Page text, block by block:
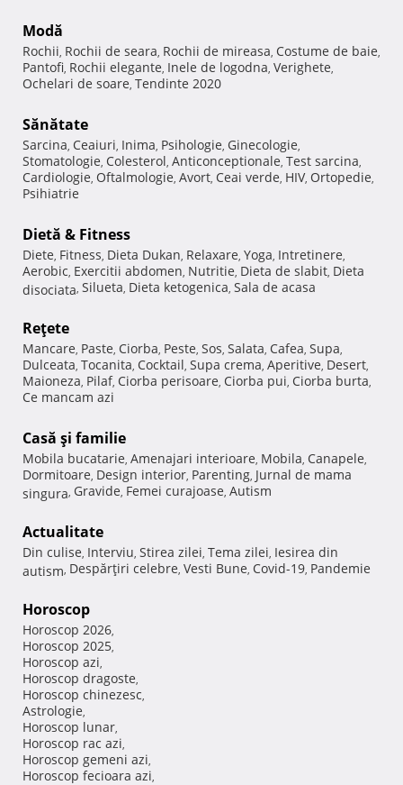
Modă
Rochii, Rochii de seara, Rochii de mireasa, Costume de baie,
Pantofi, Rochii elegante, Inele de logodna, Verighete,
Ochelari de soare, Tendinte 2020
Sănătate
Sarcina, Ceaiuri, Inima, Psihologie, Ginecologie,
Stomatologie, Colesterol, Anticonceptionale, Test sarcina,
Cardiologie, Oftalmologie, Avort, Ceai verde, HIV, Ortopedie,
Psihiatrie
Dietă & Fitness
Diete, Fitness, Dieta Dukan, Relaxare, Yoga, Intretinere,
Aerobic, Exercitii abdomen, Nutritie, Dieta de slabit, Dieta
disociata, Silueta, Dieta ketogenica, Sala de acasa
Reţete
Mancare, Paste, Ciorba, Peste, Sos, Salata, Cafea, Supa,
Dulceata, Tocanita, Cocktail, Supa crema, Aperitive, Desert,
Maioneza, Pilaf, Ciorba perisoare, Ciorba pui, Ciorba burta,
Ce mancam azi
Casă şi familie
Mobila bucatarie, Amenajari interioare, Mobila, Canapele,
Dormitoare, Design interior, Parenting, Jurnal de mama
singura, Gravide, Femei curajoase, Autism
Actualitate
Din culise, Interviu, Stirea zilei, Tema zilei, Iesirea din
autism, Despărţiri celebre, Vesti Bune, Covid-19, Pandemie
Horoscop
Horoscop 2026,
Horoscop 2025,
Horoscop azi,
Horoscop dragoste,
Horoscop chinezesc,
Astrologie,
Horoscop lunar,
Horoscop rac azi,
Horoscop gemeni azi,
Horoscop fecioara azi,